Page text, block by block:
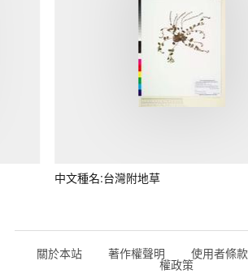
中文種名:台灣附地草
關於本站 著作權聲明 使用者條
權政策